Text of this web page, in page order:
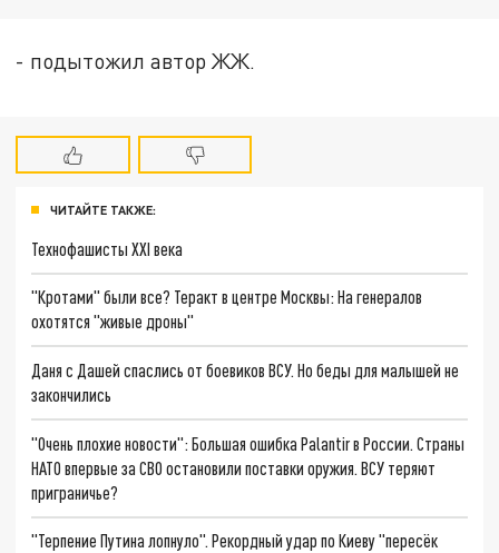
- подытожил автор ЖЖ.
ЧИТАЙТЕ ТАКЖЕ:
Технофашисты XXI века
"Кротами" были все? Теракт в центре Москвы: На генералов
охотятся "живые дроны"
Даня с Дашей спаслись от боевиков ВСУ. Но беды для малышей не
закончились
"Очень плохие новости": Большая ошибка Palantir в России. Страны
НАТО впервые за СВО остановили поставки оружия. ВСУ теряют
приграничье?
"Терпение Путина лопнуло". Рекордный удар по Киеву "пересёк